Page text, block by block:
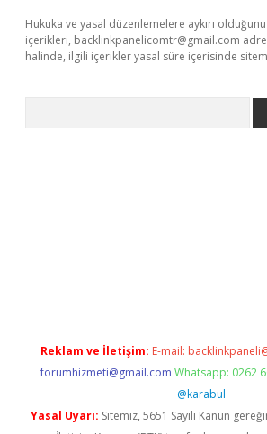
Hukuka ve yasal düzenlemelere aykırı
içerikleri, backlinkpanelicomtr@gmail.com
halinde, ilgili içerikler yasal süre içerisinde
Reklam ve İletişim: E-mail:
forumhizmeti@gmail.com Whatsapp: 0262
@karabul
Yasal Uyarı: Sitemiz, 5651 Sayılı Kanun